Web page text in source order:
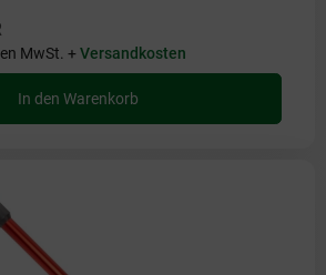
MwSt. +Versandkosten
In den Warenkorb